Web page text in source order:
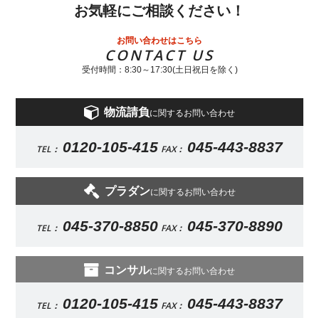
お気軽にご相談ください！
お問い合わせはこちら
CONTACT US
受付時間：8:30～17:30(土日祝日を除く)
物流請負に関するお問い合わせ
TEL： 0120-105-415 FAX： 045-443-8837
プラダンに関するお問い合わせ
TEL： 045-370-8850 FAX： 045-370-8890
コンサルに関するお問い合わせ
TEL： 0120-105-415 FAX： 045-443-8837